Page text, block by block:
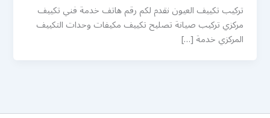
تركيب تكييف العيون نقدم لكم رقم هاتف خدمة فني تكييف
مركزي تركيب صيانة تصليح تكييف مكيفات وحدات التكييف
المركزي خدمة […]